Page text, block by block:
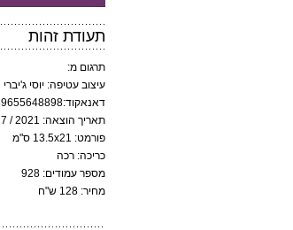
תעודת זהות
תרגום מ:
עיצוב עטיפה: יוסי ג'יברי
דאנאקוד:9789655648898
תאריך הוצאה: 2021 / 7
פורמט: 13.5x21 ס"מ
כריכה: רכה
מספר עמודים: 928
מחיר: 128 ש"ח